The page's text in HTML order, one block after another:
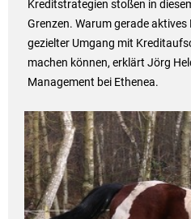
Kreditstrategien stoßen in
Grenzen. Warum gerade
gezielter Umgang mit
machen können, erklärt Jörg
Management bei Ethenea.